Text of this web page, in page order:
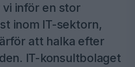
vi inför en stor
inom IT-sektorn,
att halka efter
IT-konsultbolaget